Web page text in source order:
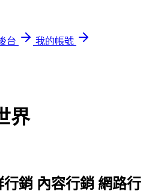
台
我的帳號
界
行銷 內容行銷 網路行